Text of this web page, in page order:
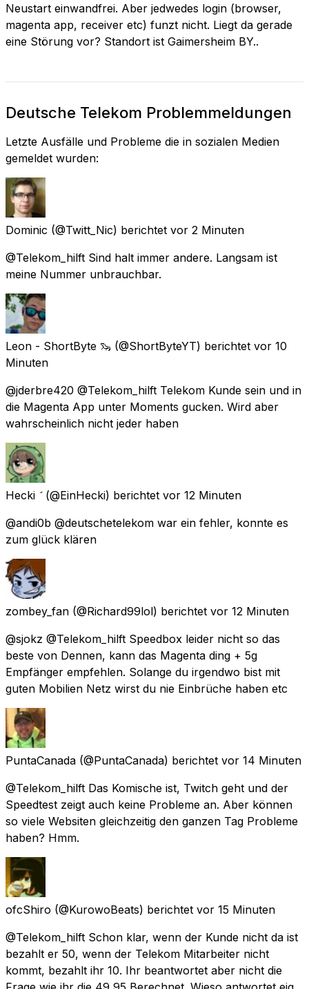
Neustart einwandfrei. Aber jedwedes login (browser,
magenta app, receiver etc) funzt nicht. Liegt da gerade
eine Störung vor? Standort ist Gaimersheim BY..
Deutsche Telekom Problemmeldungen
Letzte Ausfälle und Probleme die in sozialen Medien
gemeldet wurden:
Dominic (@Twitt_Nic) berichtet vor 2 Minuten
@Telekom_hilft Sind halt immer andere. Langsam ist
meine Nummer unbrauchbar.
Leon - ShortByte 🦦 (@ShortByteYT) berichtet vor 10
Minuten
@jderbre420 @Telekom_hilft Telekom Kunde sein und in
die Magenta App unter Moments gucken. Wird aber
wahrscheinlich nicht jeder haben
Hecki  (@EinHecki) berichtet vor 12 Minuten
@andi0b @deutschetelekom war ein fehler, konnte es
zum glück klären
zombey_fan (@Richard99lol) berichtet vor 12 Minuten
@sjokz @Telekom_hilft Speedbox leider nicht so das
beste von Dennen, kann das Magenta ding + 5g
Empfänger empfehlen. Solange du irgendwo bist mit
guten Mobilien Netz wirst du nie Einbrüche haben etc
PuntaCanada (@PuntaCanada) berichtet vor 14 Minuten
@Telekom_hilft Das Komische ist, Twitch geht und der
Speedtest zeigt auch keine Probleme an. Aber können
so viele Websiten gleichzeitig den ganzen Tag Probleme
haben? Hmm.
ofcShiro (@KurowoBeats) berichtet vor 15 Minuten
@Telekom_hilft Schon klar, wenn der Kunde nicht da ist
bezahlt er 50, wenn der Telekom Mitarbeiter nicht
kommt, bezahlt ihr 10. Ihr beantwortet aber nicht die